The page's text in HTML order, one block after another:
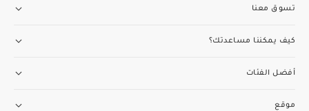
تسوق معنا
كيف يمكننا مساعدتك؟
أفضل الفئات
موقع